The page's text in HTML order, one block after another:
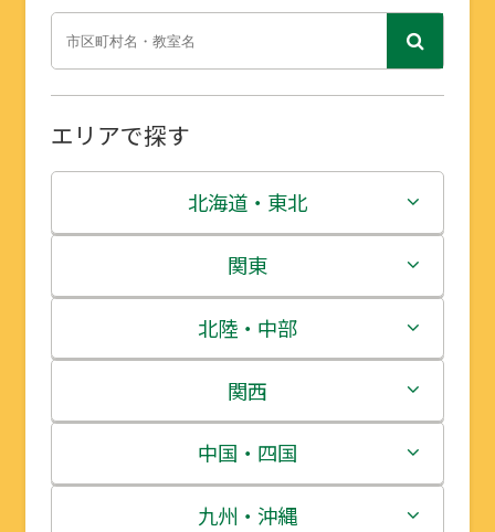
エリアで探す
北海道・東北
北海道
青森県
岩手県
宮城県
秋田県
関東
茨城県
栃木県
群馬県
埼玉県
北陸・中部
新潟県
富山県
石川県
関西
三重県
滋賀県
中国・四国
鳥取県
九州・沖縄